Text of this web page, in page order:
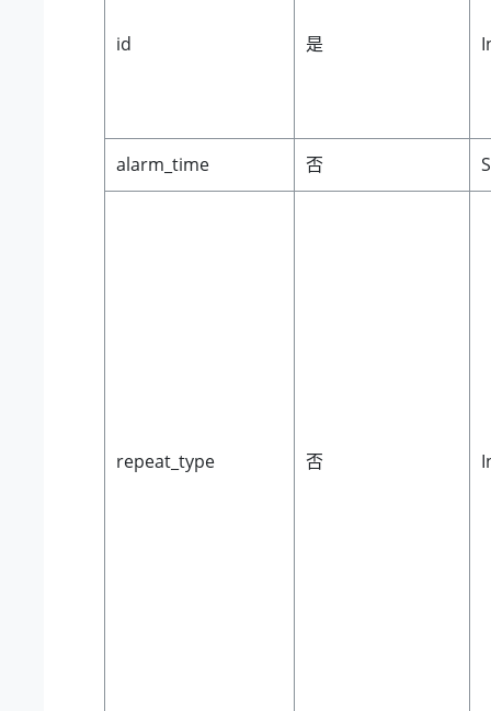
id 是
alarm_time 否
repeat_type 否